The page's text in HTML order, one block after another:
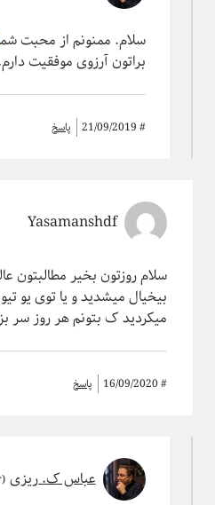
سلام. ممنونم از محبت
براتون آرزوی موفقیت
#
21/09/2019 پاسخ
Yasamanshdf
سلام روزتون بخیر مطالبتون
بیخیال میشدید و یا توی یو
میکردید ک بتونم هر روز سر
#
16/09/2020 پاسخ
عباس ک. ریزی